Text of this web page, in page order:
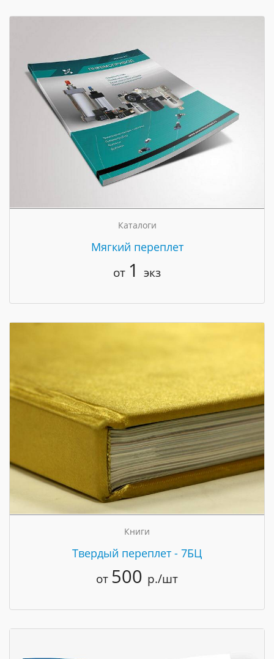
Каталоги
Мягкий переплет
от 1 экз
Книги
Твердый переплет - 7БЦ
от 500 р./шт